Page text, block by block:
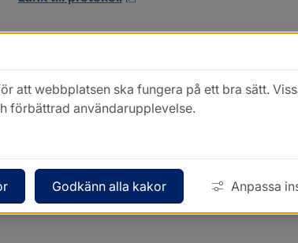
att webbplatsen ska fungera på ett bra sätt.
förbättrad användarupplevelse.
Godkänn alla kakor Anpassa